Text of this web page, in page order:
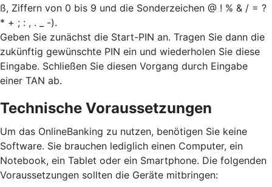
ß, Ziffern von 0 bis 9 und die Sonderzeichen @ ! % & / = ?
* + ; : , . _ -).
Geben Sie zunächst die Start-PIN an. Tragen Sie dann die
zukünftig gewünschte PIN ein und wiederholen Sie diese
Eingabe. Schließen Sie diesen Vorgang durch Eingabe
einer TAN ab.
Technische Voraussetzungen
Um das OnlineBanking zu nutzen, benötigen Sie keine
Software. Sie brauchen lediglich einen Computer, ein
Notebook, ein Tablet oder ein Smartphone. Die folgenden
Voraussetzungen sollten die Geräte mitbringen: